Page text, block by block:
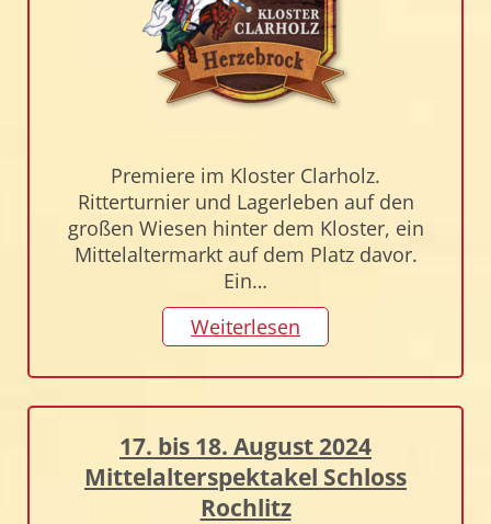
Premiere im Kloster Clarholz.
Ritterturnier und Lagerleben auf den
großen Wiesen hinter dem Kloster, ein
Mittelaltermarkt auf dem Platz davor.
Ein…
Weiterlesen
17. bis 18. August 2024
Mittelalterspektakel Schloss
Rochlitz